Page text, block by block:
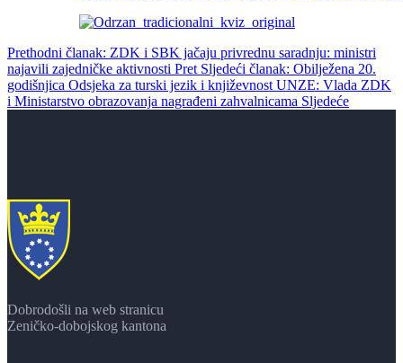
Prethodni članak: ZDK i SBK jačaju privrednu saradnju: ministri
najavili zajedničke aktivnosti Pret Sljedeći članak: Obilježena 20.
godišnjica Odsjeka za turski jezik i književnost UNZE: Vlada ZDK
i Ministarstvo obrazovanja nagrađeni zahvalnicama Sljedeće
Dobrodošli na web stranicu
Zeničko-dobojskog kantona